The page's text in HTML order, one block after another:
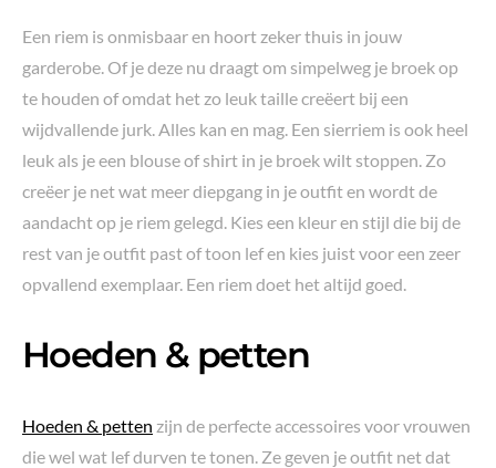
Een riem is onmisbaar en hoort zeker thuis in jouw
garderobe. Of je deze nu draagt om simpelweg je broek op
te houden of omdat het zo leuk taille creëert bij een
wijdvallende jurk. Alles kan en mag. Een sierriem is ook heel
leuk als je een blouse of shirt in je broek wilt stoppen. Zo
creëer je net wat meer diepgang in je outfit en wordt de
aandacht op je riem gelegd. Kies een kleur en stijl die bij de
rest van je outfit past of toon lef en kies juist voor een zeer
opvallend exemplaar. Een riem doet het altijd goed.
Hoeden & petten
Hoeden & petten zijn de perfecte accessoires voor vrouwen
die wel wat lef durven te tonen. Ze geven je outfit net dat